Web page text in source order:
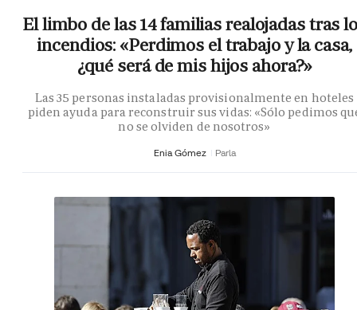
El limbo de las 14 familias realojadas tras
incendios: «Perdimos el trabajo y la casa,
¿qué será de mis hijos ahora?»
Las 35 personas instaladas provisionalmente en hoteles
piden ayuda para reconstruir sus vidas: «Sólo pedimos
no se olviden de nosotros»
Enia Gómez Parla